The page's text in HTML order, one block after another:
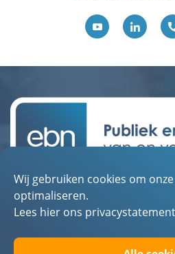
Wij gebruiken cookies om
optimaliseren.
Lees hier ons privacystatement
Contact
Over EBN